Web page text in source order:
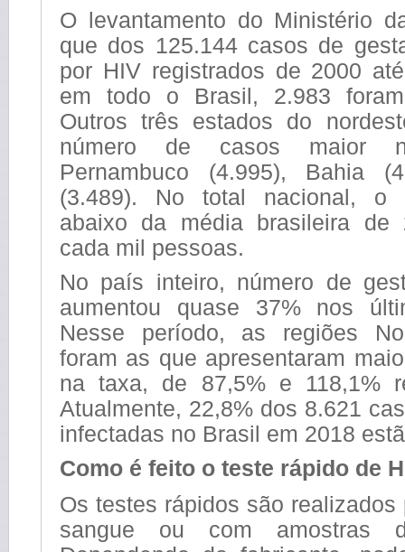
O levantamento do Ministério
que dos 125.144 casos de
por HIV registrados de 2000
em todo o Brasil, 2.983
Outros três estados do
número de casos maior
Pernambuco (4.995), Bahia
(3.489). No total nacional, o
abaixo da média brasileira de
cada mil pessoas.
No país inteiro, número de
aumentou quase 37% nos
Nesse período, as regiões
foram as que apresentaram
na taxa, de 87,5% e 118,1%
Atualmente, 22,8% dos 8.621
infectadas no Brasil em 2018
Como é feito o teste rápido de
Os testes rápidos são realizados
sangue ou com amostras